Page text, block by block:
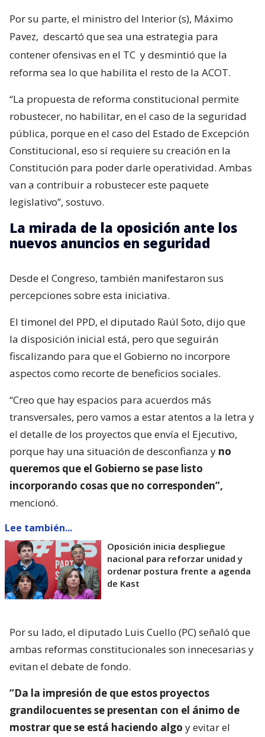
Por su parte, el ministro del Interior (s), Máximo
Pavez, descartó que sea una estrategia para
contener ofensivas en el TC y desmintió que la
reforma sea lo que habilita el resto de la ACOT.
“La propuesta de reforma constitucional permite
robustecer, no habilitar, en el caso de la seguridad
pública, porque en el caso del Estado de Excepción
Constitucional, eso sí requiere su creación en la
Constitución para poder darle operatividad. Ambas
van a contribuir a robustecer este paquete
legislativo”, sostuvo.
La mirada de la oposición ante los
nuevos anuncios en seguridad
Desde el Congreso, también manifestaron sus
percepciones sobre esta iniciativa.
El timonel del PPD, el diputado Raúl Soto, dijo que
la disposición inicial está, pero que seguirán
fiscalizando para que el Gobierno no incorpore
aspectos como recorte de beneficios sociales.
“Creo que hay espacios para acuerdos más
transversales, pero vamos a estar atentos a la letra y
el detalle de los proyectos que envía el Ejecutivo,
porque hay una situación de desconfianza y no
queremos que el Gobierno se pase listo
incorporando cosas que no corresponden”,
mencionó.
Lee también...
Oposición inicia despliegue
nacional para reforzar unidad y
ordenar postura frente a agenda
de Kast
Por su lado, el diputado Luis Cuello (PC) señaló que
ambas reformas constitucionales son innecesarias y
evitan el debate de fondo.
“Da la impresión de que estos proyectos
grandilocuentes se presentan con el ánimo de
mostrar que se está haciendo algo y evitar el